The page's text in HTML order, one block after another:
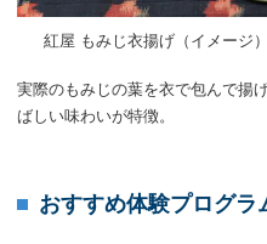
紅屋 もみじ衣揚げ（イメージ
実際のもみじの葉を衣で包んで揚
ばしい味わいが特徴。
おすすめ体験プログラ